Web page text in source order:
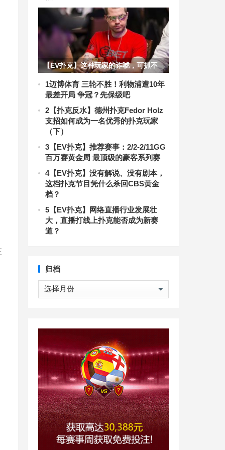
【EV扑克】这种玩家的诈唬，可抓不
得！
1迈博体育 三轮不胜！利物浦遭10年
最差开局 争冠？先保级吧
2 【扑克反水】德州扑克Fedor Holz
支招如何成为一名优秀的扑克玩家
（下）
3 【EV扑克】推荐赛事：2/2-2/11GG
百万赛黄金周 最顶级的豪客系列赛
4【EV扑克】没有解说、没有剧本，
这档扑克节目凭什么杀回CBS黄金
档？
5 【EV扑克】网络直播行业发展壮
大，直播打线上扑克能否成为新赛
道？
归档
归